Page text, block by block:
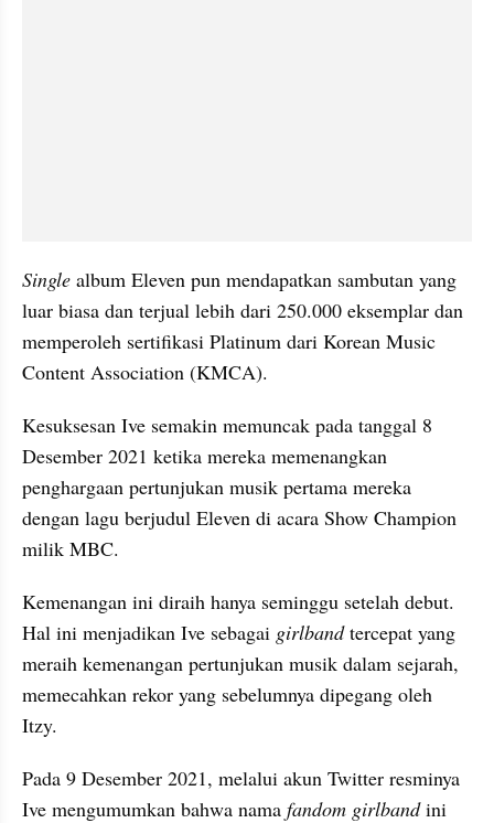
Single album Eleven pun mendapatkan sambutan yang
luar biasa dan terjual lebih dari 250.000 eksemplar dan
memperoleh sertifikasi Platinum dari Korean Music
Content Association (KMCA).
Kesuksesan Ive semakin memuncak pada tanggal 8
Desember 2021 ketika mereka memenangkan
penghargaan pertunjukan musik pertama mereka
dengan lagu berjudul Eleven di acara Show Champion
milik MBC.
Kemenangan ini diraih hanya seminggu setelah debut.
Hal ini menjadikan Ive sebagai girlband tercepat yang
meraih kemenangan pertunjukan musik dalam sejarah,
memecahkan rekor yang sebelumnya dipegang oleh
Itzy.
Pada 9 Desember 2021, melalui akun Twitter resminya
Ive mengumumkan bahwa nama fandom girlband ini